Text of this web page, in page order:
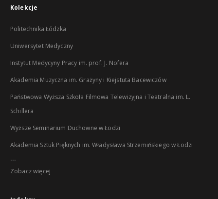
Kolekcje
Politechnika Łódzka
Uniwersytet Medyczny
Instytut Medycyny Pracy im. prof. J. Nofera
Akademia Muzyczna im. Grażyny i Kiejstuta Bacewiczów
Państwowa Wyższa Szkoła Filmowa Telewizyjna i Teatralna im. L.
Schillera
Wyższe Seminarium Duchowne w Łodzi
Akademia Sztuk Pięknych im. Władysława Strzemińskiego w Łodzi
...
Zobacz więcej